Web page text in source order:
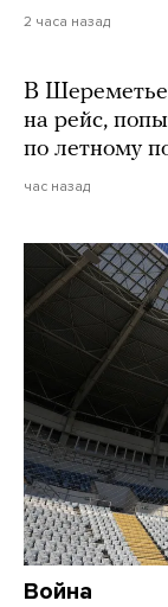
2 часа назад
В
на рейс,
по летному
час назад
Война